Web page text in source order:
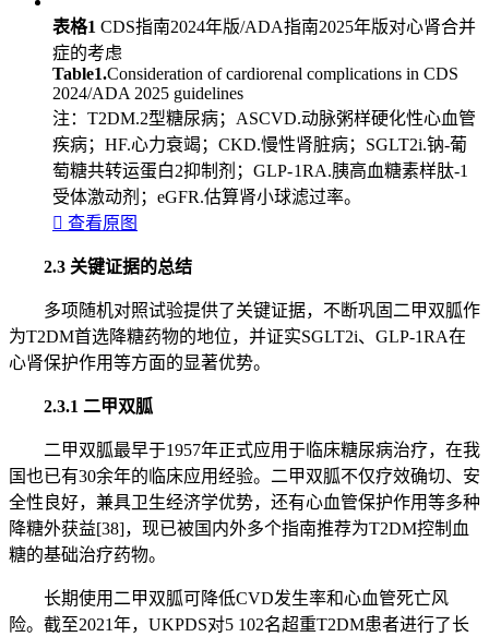
表格1 CDS指南2024年版/ADA指南2025年版对心肾合并
症的考虑
Table1.Consideration of cardiorenal complications in CDS
2024/ADA 2025 guidelines
注：T2DM.2型糖尿病；ASCVD.动脉粥样硬化性心血管
疾病；HF.心力衰竭；CKD.慢性肾脏病；SGLT2i.钠-葡
萄糖共转运蛋白2抑制剂；GLP- 1RA.胰高血糖素样肽-1
受体激动剂；eGFR.估算肾小球滤过率。
 查看原图
2.3 关键证据的总结
多项随机对照试验提供了关键证据，不断巩固二甲双胍作
为T2DM首选降糖药物的地位，并证实SGLT2i、GLP-1RA在
心肾保护作用等方面的显著优势。
2.3.1 二甲双胍
二甲双胍最早于1957年正式应用于临床糖尿病治疗，在我
国也已有30余年的临床应用经验。二甲双胍不仅疗效确切、安
全性良好，兼具卫生经济学优势，还有心血管保护作用等多种
降糖外获益[38]，现已被国内外多个指南推荐为T2DM控制血
糖的基础治疗药物。
长期使用二甲双胍可降低CVD发生率和心血管死亡风
险。截至2021年，UKPDS对5 102名超重T2DM患者进行了长